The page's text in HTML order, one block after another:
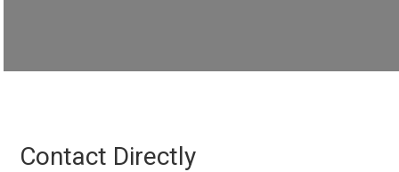
Contact Directly